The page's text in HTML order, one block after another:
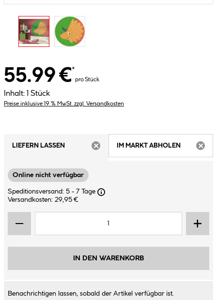
55.99 €*
pro Stück
Inhalt: 1 Stück
Preise inklusive 19 % MwSt. zzgl. Versandkosten
LIEFERN LASSEN
IM MARKT ABHOLEN
Online nicht verfügbar
Speditionsversand: 5 - 7 Tage
Versandkosten: 29,95 €
IN DEN WARENKORB
Benachrichtigen lassen, sobald der Artikel verfügbar ist.